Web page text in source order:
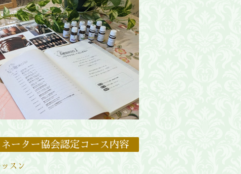
ーター協会認定コース内容
スン